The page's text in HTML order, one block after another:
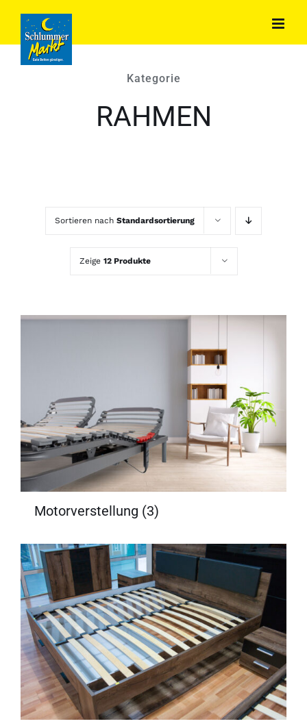
Inhalt
springen
Kategorie
RAHMEN
Sortieren nach Standardsortierung
Zeige 12 Produkte
Motorverstellung (3)